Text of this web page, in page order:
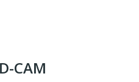
CAM